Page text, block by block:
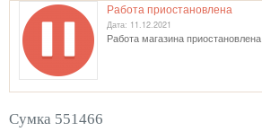
Работа приостановлена
Дата: 11.12.2021
Работа магазина приостановлена
Сумка 551466